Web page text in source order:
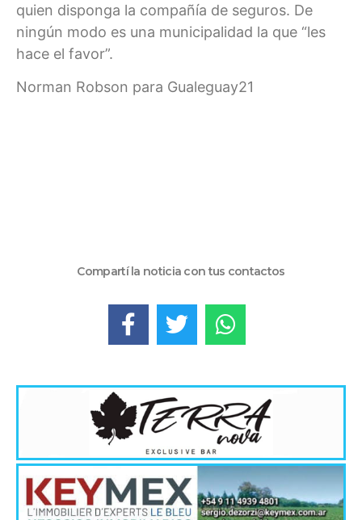
quien disponga la compañía de seguros. De
ningún modo es una municipalidad la que “les
hace el favor”.
Norman Robson para Gualeguay21
Compartí la noticia con tus contactos